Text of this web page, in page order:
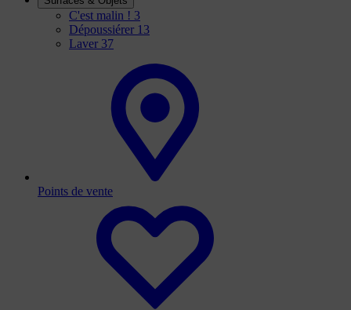
C'est malin ! 3
Dépoussiérer 13
Laver 37
Points de vente